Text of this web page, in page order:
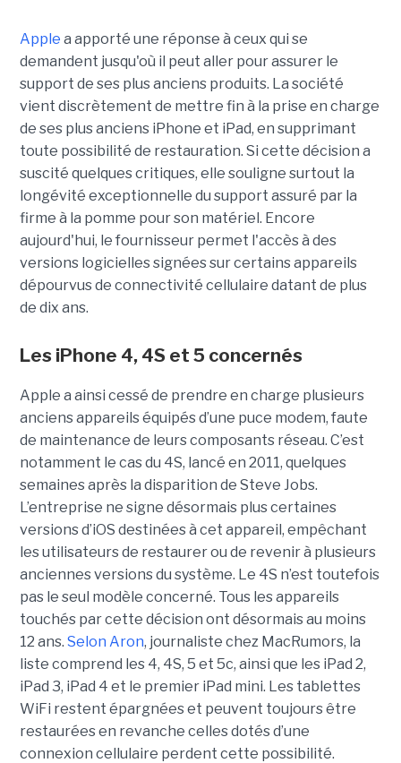
Apple a apporté une réponse à ceux qui se
demandent jusqu'où il peut aller pour assurer le
support de ses plus anciens produits. La société
vient discrètement de mettre fin à la prise en charge
de ses plus anciens iPhone et iPad, en supprimant
toute possibilité de restauration. Si cette décision a
suscité quelques critiques, elle souligne surtout la
longévité exceptionnelle du support assuré par la
firme à la pomme pour son matériel. Encore
aujourd'hui, le fournisseur permet l'accès à des
versions logicielles signées sur certains appareils
dépourvus de connectivité cellulaire datant de plus
de dix ans.
Les iPhone 4, 4S et 5 concernés
Apple a ainsi cessé de prendre en charge plusieurs
anciens appareils équipés d’une puce modem, faute
de maintenance de leurs composants réseau. C’est
notamment le cas du 4S, lancé en 2011, quelques
semaines après la disparition de Steve Jobs.
L’entreprise ne signe désormais plus certaines
versions d’iOS destinées à cet appareil, empêchant
les utilisateurs de restaurer ou de revenir à plusieurs
anciennes versions du système. Le 4S n’est toutefois
pas le seul modèle concerné. Tous les appareils
touchés par cette décision ont désormais au moins
12 ans. Selon Aron, journaliste chez MacRumors, la
liste comprend les 4, 4S, 5 et 5c, ainsi que les iPad 2,
iPad 3, iPad 4 et le premier iPad mini. Les tablettes
WiFi restent épargnées et peuvent toujours être
restaurées en revanche celles dotés d’une
connexion cellulaire perdent cette possibilité.